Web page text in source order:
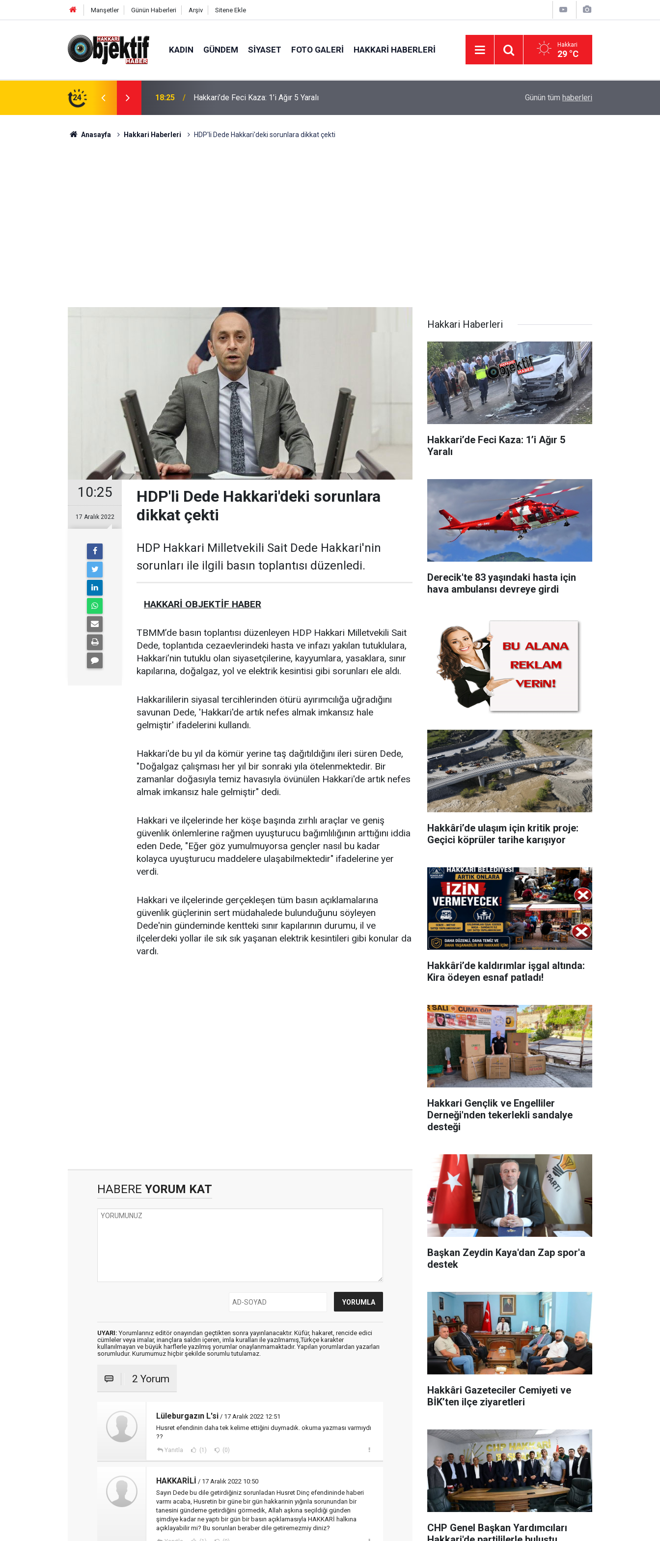
Manşetler Günün Haberleri Arşiv Sitene Ekle
KADIN GÜNDEM SIYASET FOTO GALERI HAKKARI HABERLERI Hakkari
29 °C
24 11:12 Derecik'te 83 yaşındaki hasta için hava ambulansı devreye girdi 'Çerçeve yasa' kanun teklifi Adalet
Günün tüm haberleri
Anasayfa Hakkari Haberleri HDP'li Dede Hakkari'deki sorunlara dikkat çekti
10:25
17 Aralık 2022
HDP'li Dede Hakkari'deki sorunlara
dikkat çekti
HDP Hakkari Milletvekili Sait Dede Hakkari'nin
sorunları ile ilgili basın toplantısı düzenledi.
HAKKARİ OBJEKTİF HABER
TBMM’de basın toplantısı düzenleyen HDP Hakkari Milletvekili Sait
Dede, toplantıda cezaevlerindeki hasta ve infazı yakılan tutuklulara,
Hakkari’nin tutuklu olan siyasetçilerine, kayyumlara, yasaklara, sınır
kapılarına, doğalgaz, yol ve elektrik kesintisi gibi sorunları ele aldı.
Hakkarililerin siyasal tercihlerinden ötürü ayırımcılığa uğradığını
savunan Dede, 'Hakkari'de artık nefes almak imkansız hale
gelmiştir' ifadelerini kullandı.
Hakkari'de bu yıl da kömür yerine taş dağıtıldığını ileri süren Dede,
"Doğalgaz çalışması her yıl bir sonraki yıla ötelenmektedir. Bir
zamanlar doğasıyla temiz havasıyla övünülen Hakkari'de artık nefes
almak imkansız hale gelmiştir" dedi.
Hakkari ve ilçelerinde her köşe başında zırhlı araçlar ve geniş
güvenlik önlemlerine rağmen uyuşturucu bağımlılığının arttığını iddia
eden Dede, "Eğer göz yumulmuyorsa gençler nasıl bu kadar
kolayca uyuşturucu maddelere ulaşabilmektedir" ifadelerine yer
verdi.
Hakkari ve ilçelerinde gerçekleşen tüm basın açıklamalarına
güvenlik güçlerinin sert müdahalede bulunduğunu söyleyen
Dede'nin gündeminde kentteki sınır kapılarının durumu, il ve
ilçelerdeki yollar ile sık sık yaşanan elektrik kesintileri gibi konular da
vardı.
HABERE YORUM KAT
UYARI: Yorumlarınız editör onayından geçtikten sonra yayınlanacaktır. Küfür, hakaret, rencide edici
cümleler veya imalar, inançlara saldırı içeren, imla kuralları ile yazılmamış,Türkçe karakter
kullanılmayan ve büyük harflerle yazılmış yorumlar onaylanmamaktadır. Yapılan yorumlardan yazarları
sorumludur. Kurumumuz hiçbir şekilde sorumlu tutulamaz.
2 Yorum
Lüleburgazın L'si / 17 Aralık 2022 12:51
Husret efendinin daha tek kelime ettiğini duymadık. okuma yazması varmıydı
??
Yanıtla (1) (0)
HAKKARİLİ / 17 Aralık 2022 10:50
Sayın Dede bu dile getirdiğiniz sorunladan Husret Dinç efendininde haberi
varmı acaba, Husretin bir güne bir gün hakkarinin yığınla sorunundan bir
tanesini gündeme getirdiğini görmedik, Allah aşkına seçildiği günden
şimdiye kadar ne yaptı bir gün bir basın açıklamasıyla HAKKARİ halkına
açıklayabilir mi? Bu sorunları beraber dile getiremezmiy diniz?
Hakkari Haberleri
Hakkari’de Feci Kaza: 1’i Ağır 5
Yaralı
Derecik'te 83 yaşındaki hasta için
hava ambulansı devreye girdi
Hakkâri’de ulaşım için kritik proje:
Geçici köprüler tarihe karışıyor
Hakkâri’de kaldırımlar işgal altında:
Kira ödeyen esnaf patladı!
Hakkari Gençlik ve Engelliler
Derneği'nden tekerlekli sandalye
desteği
Başkan Zeydin Kaya'dan Zap spor'a
destek
Hakkâri Gazeteciler Cemiyeti ve
BİK’ten ilçe ziyaretleri
CHP Genel Başkan Yardımcıları